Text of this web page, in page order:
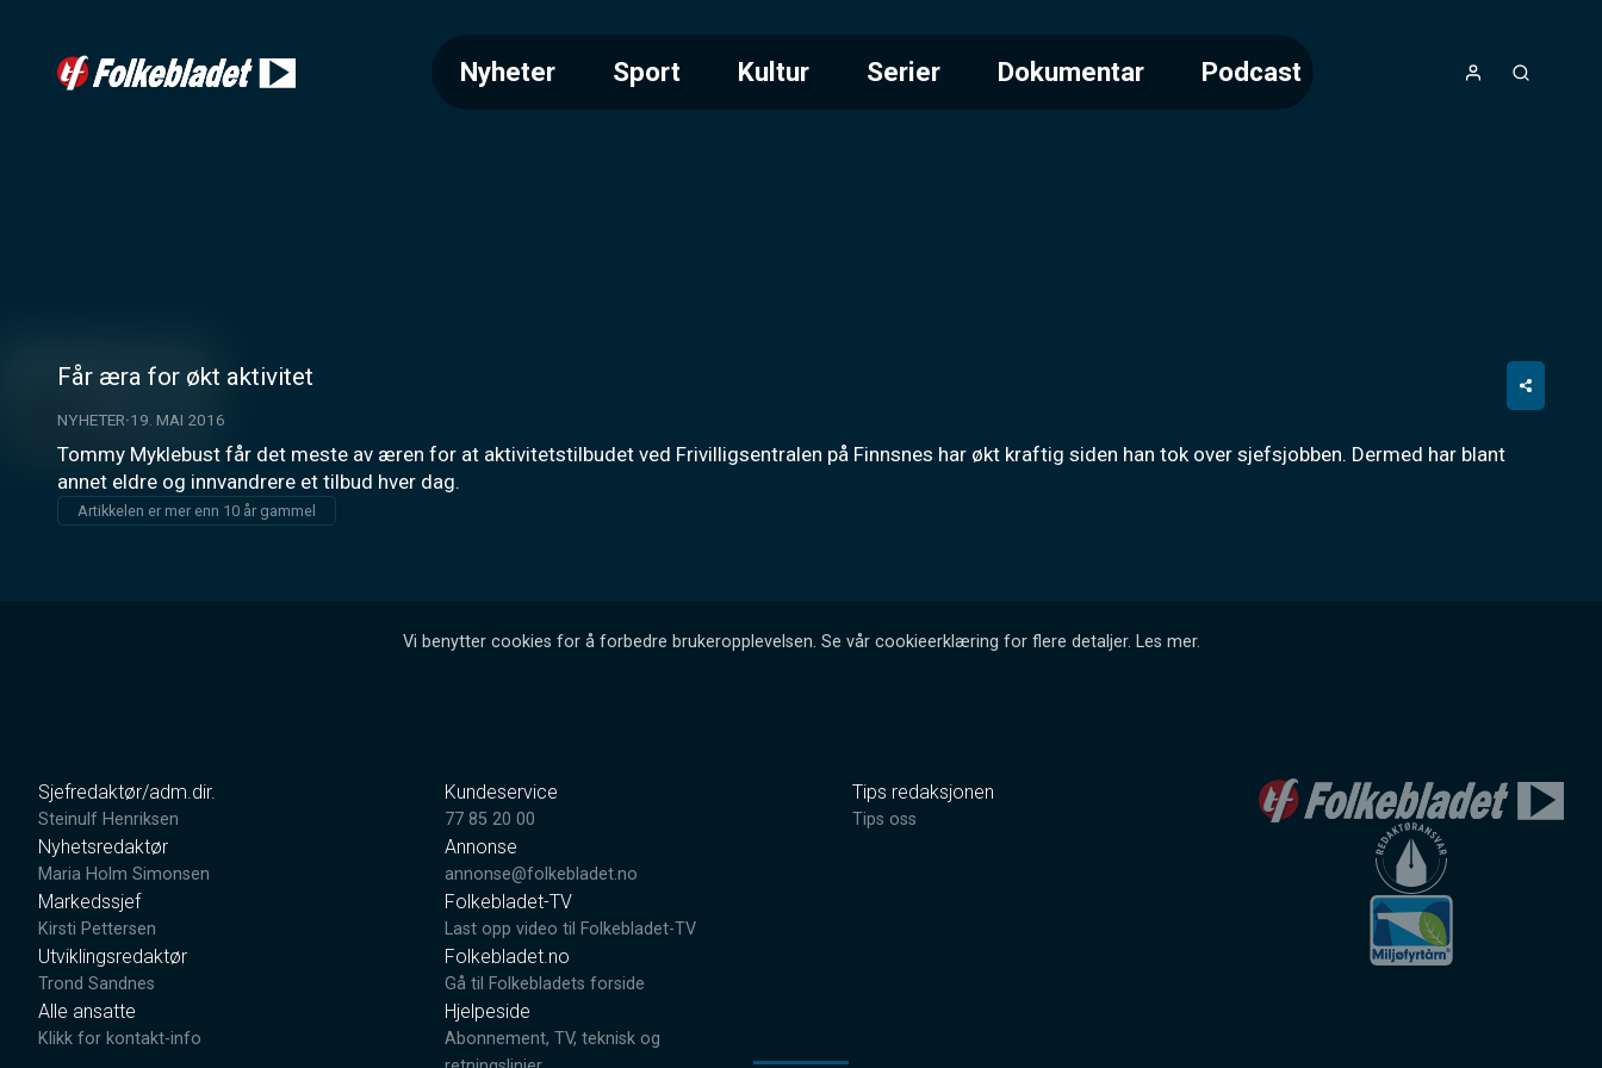
Nyheter Sport Kultur Serier Dokumentar Podcast
Får æra for økt aktivitet
NYHETER 19. MAI 2016
Tommy Myklebust får det meste av æren for at aktivitetstilbudet ved Frivilligsentralen på Finnsnes har økt kraftig siden han tok over sjefsjobben. Dermed har blant
annet eldre og innvandrere et tilbud hver dag.
Artikkelen er mer enn 10 år gammel
Vi benytter cookies for å forbedre brukeropplevelsen. Se vår cookieerklæring for flere detaljer. Les mer.
Sjefredaktør/adm.dir.
Steinulf Henriksen
Nyhetsredaktør
Maria Holm Simonsen
Markedssjef
Kirsti Pettersen
Utviklingsredaktør
Trond Sandnes
Alle ansatte
Klikk for kontakt-info
Kundeservice
77 85 20 00
Annonse
annonse@folkebladet.no
Folkebladet-TV
Last opp video til Folkebladet-TV
Folkebladet.no
Gå til Folkebladets forside
Hjelpeside
Abonnement, TV, teknisk og
Tips redaksjonen
Tips oss